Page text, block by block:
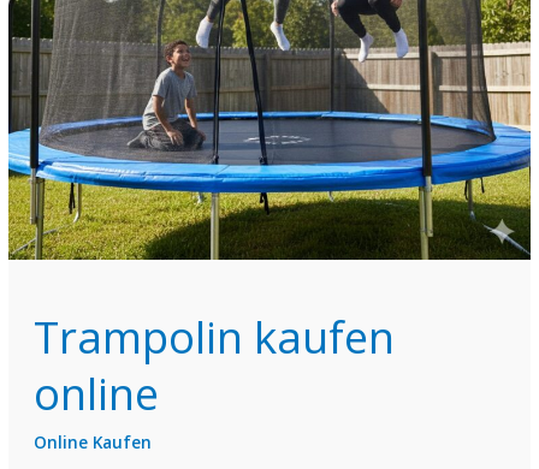
Trampolin kaufen
online
Online Kaufen